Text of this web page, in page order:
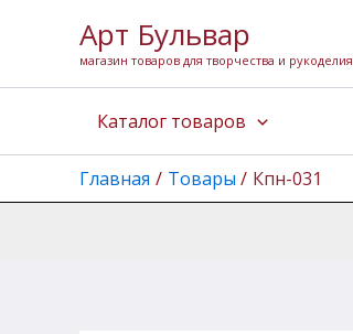
содержимому
Арт Бульвар
магазин товаров для творчества и рукоделия
Каталог товаров
Главная Товары Кпн-031